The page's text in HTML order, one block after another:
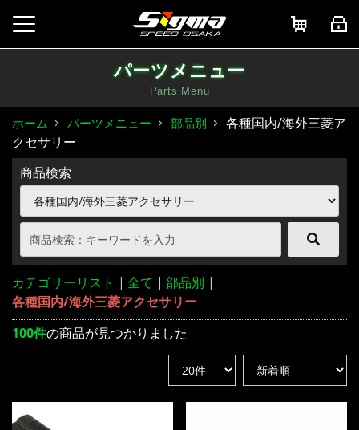
パーツメニュー
Parts Menu
ホーム パーツメニュー 部品別
各種国内/海外三菱ア
クセサリー
商品検索
カテゴリーリスト | 全て | 部品別 |
各種国内/海外三菱アクセサリー
100件の商品が見つかりました